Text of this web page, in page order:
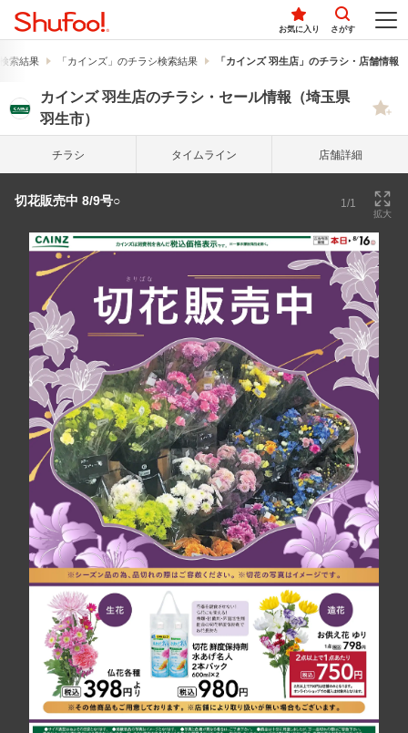
お気に入り さがす
索結果 「カインズ」のチラシ検索結果 「カインズ 羽生店」のチラシ・店舗情報
カインズ 羽生店のチラシ・セール情報（埼玉県
羽生市）
チラシ タイム ライン 店舗詳細
切花販売中 8/9号○ 1/1
拡大